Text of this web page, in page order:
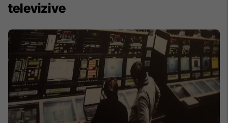
televizive